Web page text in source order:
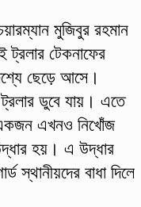
মুজিবুর রহমান
ট্রলার টেকনাফের
ছেড়ে আসে।
ট্রলার ডুবে যায়। এতে
এখনও নিখোঁজ
হয়। এ উদ্ধার
স্থানীয়দের বাধা দিলে